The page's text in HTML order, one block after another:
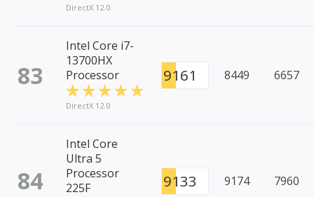
DirectX 12.0
83
Intel Core i7-
13700HX
Processor
DirectX 12.0
9161 8449 6657
84
Intel Core
Ultra 5
Processor
225F
9133 9174 7960